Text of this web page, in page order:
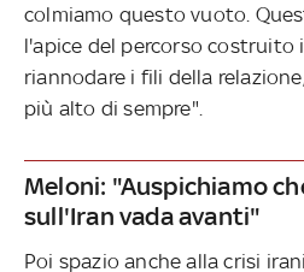
colmiamo questo vuoto.
l'apice del percorso costruito
riannodare i fili della
più alto di sempre".
Meloni: "Auspichiamo
sull'Iran vada avanti"
Poi spazio anche alla crisi